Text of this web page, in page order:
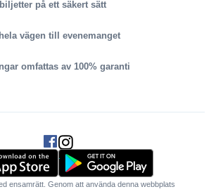
på ett säkert sätt
vägen till evenemanget
omfattas av 100% garanti
ensamrätt. Genom att använda denna webbplats
.